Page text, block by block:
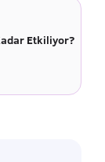
Etkiliyor?